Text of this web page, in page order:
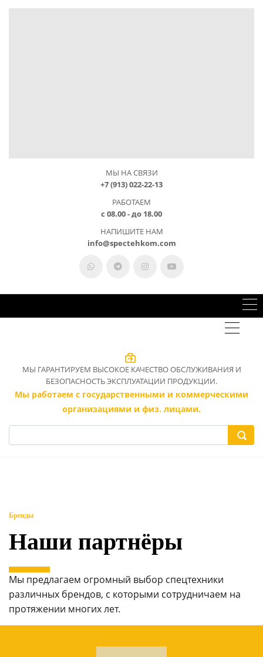
МЫ НА СВЯЗИ
+7 (913) 022-22-13
РАБОТАЕМ
с 08.00 - до 18.00
НАПИШИТЕ НАМ
info@spectehkom.com
МЫ ГАРАНТИРУЕМ ВЫСОКОЕ КАЧЕСТВО ОБСЛУЖИВАНИЯ И
БЕЗОПАСНОСТЬ ЭКСПЛУАТАЦИИ ПРОДУКЦИИ.
Мы работаем с государственными и коммерческими
организациями и физ. лицами.
Бренды
Наши партнёры
Мы предлагаем огромный выбор спецтехники
различных брендов, с которыми сотрудничаем на
протяжении многих лет.